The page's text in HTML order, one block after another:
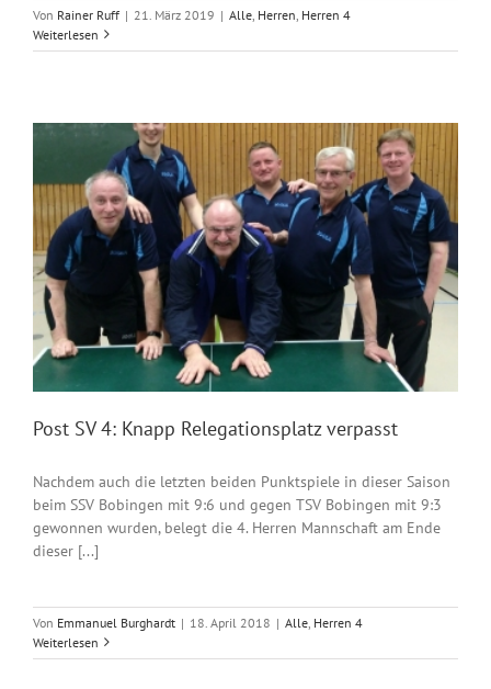
Von Rainer Ruff | 21. März 2019 | Alle Herren Herren 4
Weiterlesen
Post SV 4: Knapp Relegationsplatz verpasst
Nachdem auch die letzten beiden Punktspiele in dieser Saison
beim SSV Bobingen mit 9:6 und gegen TSV Bobingen mit 9:3
gewonnen wurden, belegt die 4. Herren Mannschaft am Ende
dieser [...]
Von Emmanuel Burghardt | 18. April 2018 | Alle Herren 4
Weiterlesen